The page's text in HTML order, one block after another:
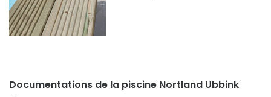
Documentations de la piscine Nortland Ubbink